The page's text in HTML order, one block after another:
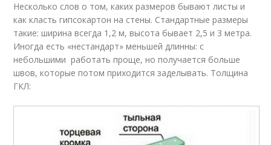
Несколько слов о том, каких размеров бывают листы и
как класть гипсокартон на стены. Стандартные размеры
такие: ширина всегда 1,2 м, высота бывает 2,5 и 3 метра.
Иногда есть «нестандарт» меньшей длинны: с
небольшими работать проще, но получается больше
швов, которые потом приходится заделывать. Толщина
ГКЛ: